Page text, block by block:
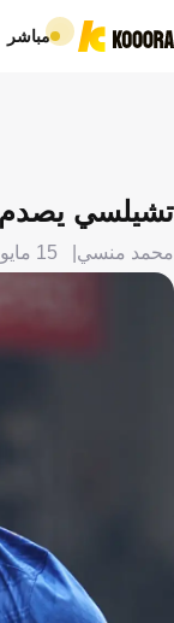
مباشر
تشيلسي يصدم
محمد منسي 15 مايو 2026